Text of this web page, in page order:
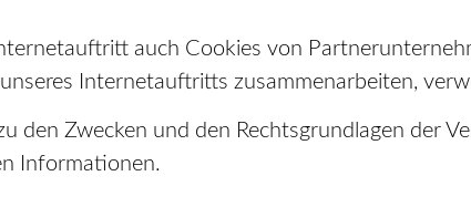
auch Cookies von
Internetauftritts zusammenarbeiten,
den Zwecken und den Rechtsgrundlagen der
Informationen.